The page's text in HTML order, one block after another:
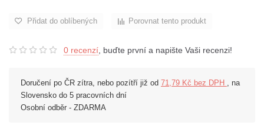
Přidat do oblíbených Porovnat tento produkt
0 recenzí, buďte první a napište Vaši recenzi!
Doručení po ČR zítra, nebo pozítří již od 71,79 Kč bez DPH , na
Slovensko do 5 pracovních dní
Osobní odběr - ZDARMA